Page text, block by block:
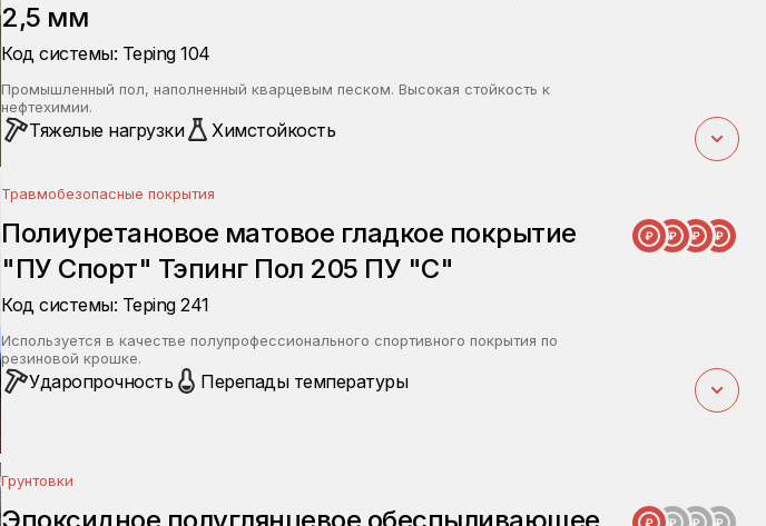
2,5 мм
Код системы: Teping 104
Промышленный пол, наполненный кварцевым песком. Высокая стойкость к
нефтехимии.
Тяжелые нагрузки Химстойкость
Травмобезопасные покрытия
Полиуретановое матовое гладкое покрытие
"ПУ Спорт" Тэпинг Пол 205 ПУ "С"
Код системы: Teping 241
Используется в качестве полупрофессионального спортивного покрытия по
резиновой крошке.
Ударопрочность Перепады температуры
Грунтовки